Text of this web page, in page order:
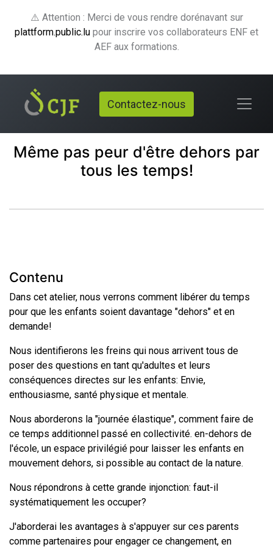
⚠️ Attention : Merci de vous rendre dorénavant sur
plattform.public.lu pour inscrire vos collaborateurs ENF et
AEF aux formations.
Contactez-nous
Même pas peur d'être dehors par
tous les temps!
Contenu
Dans cet atelier, nous verrons comment libérer du temps
pour que les enfants soient davantage "dehors" et en
demande!
Nous identifierons les freins qui nous arrivent tous de
poser des questions en tant qu'adultes et leurs
conséquences directes sur les enfants: Envie,
enthousiasme, santé physique et mentale.
Nous aborderons la "journée élastique", comment faire de
ce temps additionnel passé en collectivité. en-dehors de
l'école, un espace privilégié pour laisser les enfants en
mouvement dehors, si possible au contact de la nature.
Nous répondrons à cette grande injonction: faut-il
systématiquement les occuper?
J'aborderai les avantages à s'appuyer sur ces parents
comme partenaires pour engager ce changement, en